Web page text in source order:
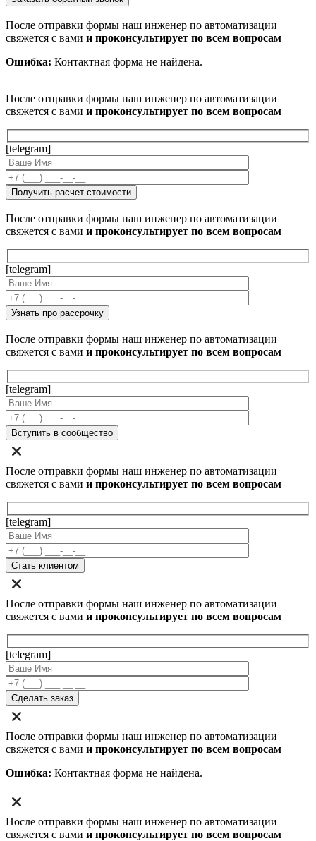
После отправки формы наш инженер по автоматизации
свяжется с вами и проконсультирует по всем вопросам
Ошибка: Контактная форма не найдена.
После отправки формы наш инженер по автоматизации
свяжется с вами и проконсультирует по всем вопросам
[telegram]
После отправки формы наш инженер по автоматизации
свяжется с вами и проконсультирует по всем вопросам
[telegram]
После отправки формы наш инженер по автоматизации
свяжется с вами и проконсультирует по всем вопросам
[telegram]
После отправки формы наш инженер по автоматизации
свяжется с вами и проконсультирует по всем вопросам
[telegram]
После отправки формы наш инженер по автоматизации
свяжется с вами и проконсультирует по всем вопросам
[telegram]
После отправки формы наш инженер по автоматизации
свяжется с вами и проконсультирует по всем вопросам
Ошибка: Контактная форма не найдена.
После отправки формы наш инженер по автоматизации
свяжется с вами и проконсультирует по всем вопросам